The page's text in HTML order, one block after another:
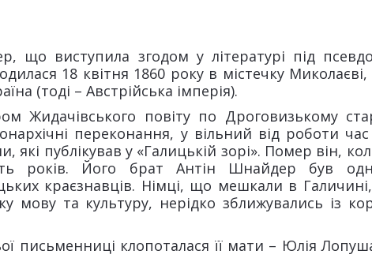
що виступила згодом у літературі під
18 квітня 1860 року в містечку Миколаєві,
(тоді – Австрійська імперія).
Жидачівського повіту по Дроговизькому
переконання, у вільний від роботи
які публікував у «Галицькій зорі». Помер він,
років. Його брат Антін Шнайдер був
краєзнавців. Німці, що мешкали в
мову та культуру, нерідко зближувались із
письменниці клопоталася її мати – Юлія